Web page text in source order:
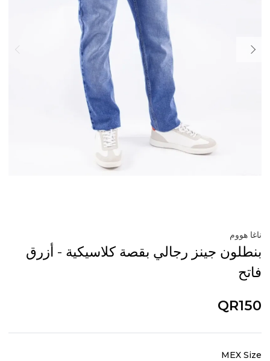
ناغا هووم
بنطلون جينز رجالي بقصة كلاسيكية - أزرق
فاتح
QR150
MEX Size